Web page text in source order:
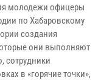
молодежи офицеры
по Хабаровскому
создания
они выполняют
сотрудники
в «горячие точки»,